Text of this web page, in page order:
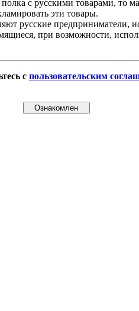
полка с русскими товарами, то
эти товары.
русские предприниматели,
при возможности,
с пользовательским
Ознакомлен